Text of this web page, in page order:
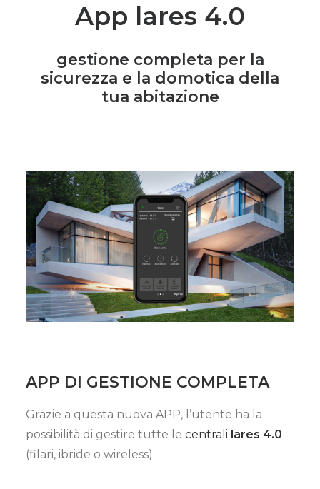
App lares 4.0
gestione completa per la
sicurezza e la domotica della
tua abitazione
APP DI GESTIONE COMPLETA
Grazie a questa nuova APP, l’utente ha la
possibilità di gestire tutte le centrali lares 4.0
(filari, ibride o wireless).